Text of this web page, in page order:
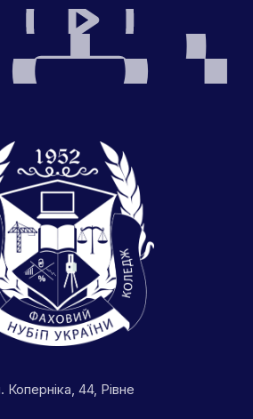
Коперніка, 44, Рівне